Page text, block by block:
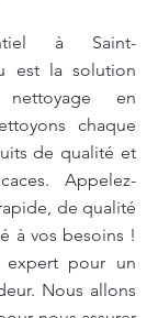
à Saint-
est la solution
en
chaque
de qualité et
Appelez-
de qualité
à vos besoins !
expert pour un
Nous allons